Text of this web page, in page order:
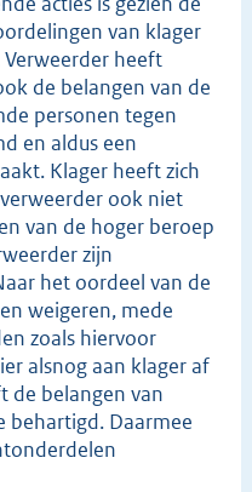
van klager
heeft
de belangen van de
personen tegen
en aldus een
Klager heeft zich
ook niet
van de hoger beroep
zijn
het oordeel van de
weigeren, mede
zoals hiervoor
alsnog aan klager af
de belangen van
behartigd. Daarmee